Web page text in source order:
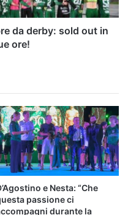
da derby: sold out in
ore!
e Nesta: “Che
passione ci
durante la